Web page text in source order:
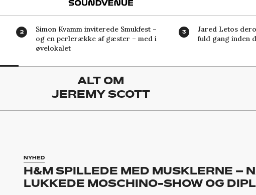
Simon Kvamm inviterede Smukfest –
og en perlerække af gæster – med i
øvelokalet
Jared Letos
fuld gang inden
ALT OM
JEREMY SCOTT
NYHED
H&M SPILLEDE MED MUSKLERNE –
LUKKEDE MOSCHINO-SHOW OG